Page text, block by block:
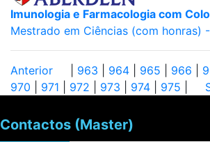
Imunologia e Farmacologia com
Mestrado em Ciências (com honras)
Anterior 963 964 965 966
970
971 972 973 974 975
Contactos (Master)